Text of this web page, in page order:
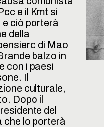
Chí Minh
e il Kmt si
e ciò porterà
della
di Mao
balzo in
con i paesi
Il
culturale,
Dopo il
del
che lo porterà